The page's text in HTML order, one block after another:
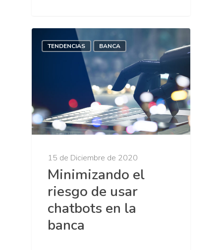
TENDENCIAS BANCA
15 de Diciembre de 2020
Minimizando el
riesgo de usar
chatbots en la
banca